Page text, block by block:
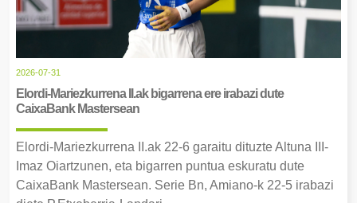
2026-07-31
Elordi-Mariezkurrena II.ak bigarrena ere irabazi dute
CaixaBank Mastersean
Elordi-Mariezkurrena II.ak 22-6 garaitu dituzte Altuna III-
Imaz Oiartzunen, eta bigarren puntua eskuratu dute
CaixaBank Mastersean. Serie Bn, Amiano-k 22-5 irabazi